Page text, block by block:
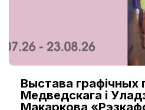
Выстава графічных
Медведскага і
Макаркова